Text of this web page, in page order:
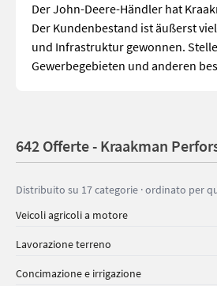
Der John-Deere-Händler hat
Der Kundenbestand ist äußerst
und Infrastruktur gewonnen.
Gewerbegebieten und anderen
642 Offerte - Kraakman
Distribuito su 17 categorie · ordinato per
Veicoli agricoli a motore
Lavorazione terreno
Concimazione e irrigazione